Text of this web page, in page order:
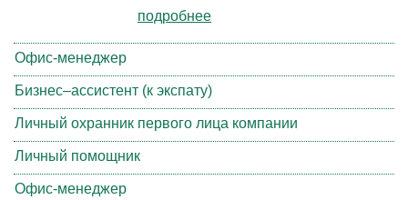
подробнее
Офис-менеджер
Бизнес–ассистент (к экспату)
Личный охранник первого лица компании
Личный помощник
Офис-менеджер